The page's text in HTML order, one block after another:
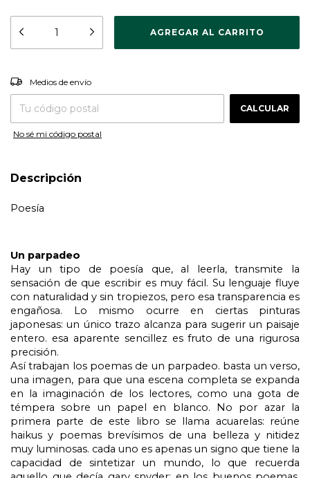
Entregas para el CP:
Medios de envío
CALCULAR
No sé mi código postal
Descripción
Poesía
Un parpadeo
Hay un tipo de poesía que, al leerla, transmite la
sensación de que escribir es muy fácil. Su lenguaje fluye
con naturalidad y sin tropiezos, pero esa transparencia es
engañosa. Lo mismo ocurre en ciertas pinturas
japonesas: un único trazo alcanza para sugerir un paisaje
entero. esa aparente sencillez es fruto de una rigurosa
precisión.
Así trabajan los poemas de un parpadeo. basta un verso,
una imagen, para que una escena completa se expanda
en la imaginación de los lectores, como una gota de
témpera sobre un papel en blanco. No por azar la
primera parte de este libro se llama acuarelas: reúne
haikus y poemas brevísimos de una belleza y nitidez
muy luminosas. cada uno es apenas un signo que tiene la
capacidad de sintetizar un mundo, lo que recuerda